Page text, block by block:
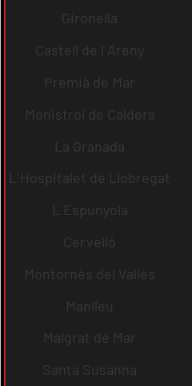
Gironella
Castell de l´Areny
Premià de Mar
Monistrol de Calders
La Granada
L´Hospitalet de Llobregat
L´Espunyola
Cervelló
Montornès del Vallès
Manlleu
Malgrat de Mar
Santa Susanna